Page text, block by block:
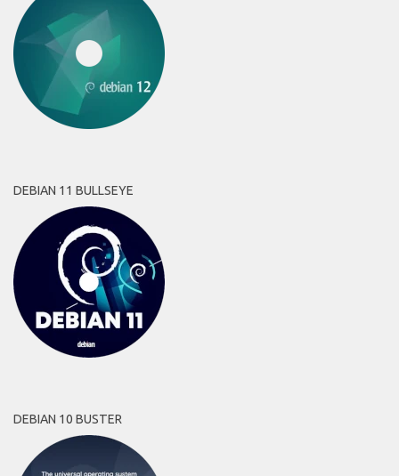
DEBIAN 11 BULLSEYE
DEBIAN 10 BUSTER